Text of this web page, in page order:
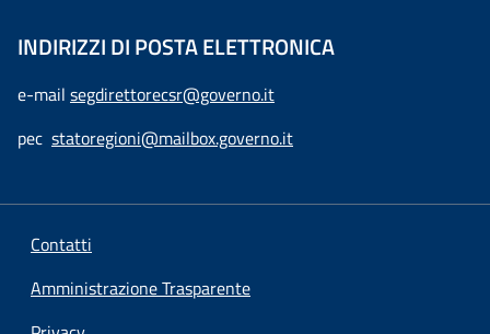
INDIRIZZI DI POSTA ELETTRONICA
e-mail segdirettorecsr@governo.it
pec statoregioni@mailbox.governo.it
Contatti
Amministrazione Trasparente